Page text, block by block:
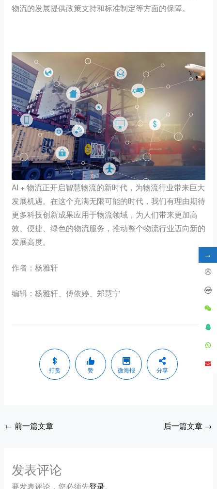
物流的发展提供政策支持和标准制定等方面的保障。
AI + 物流正开启智慧物流的新时代，为物流行业带来巨大
发展机遇。在这个充满无限可能的时代，我们有理由期待
更多科技创新成果应用于物流领域，为人们带来更加高
效、便捷、绿色的物流服务，推动整个物流行业迈向新的
发展高度。
作者：杨雅轩
编辑：杨雅轩、傅依婷、郑慧宁
打赏 赞 微海报 分享
← 前一篇文章 后一篇文章 →
发表评论
要发表评论，您必须先登录。
→